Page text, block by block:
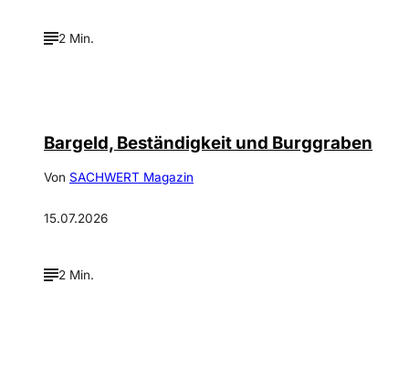
2 Min.
Bargeld, Beständigkeit und Burggraben
Von SACHWERT Magazin
15.07.2026
2 Min.